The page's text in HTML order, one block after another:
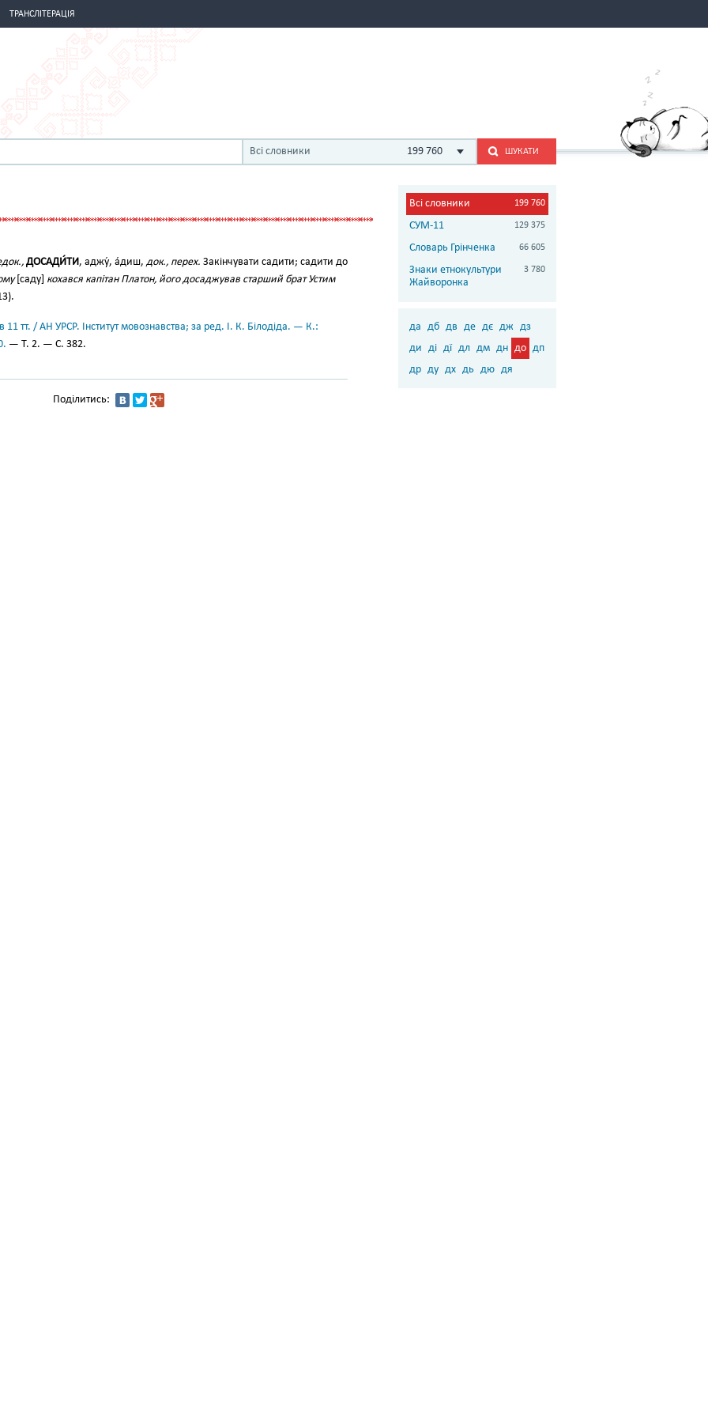
ТРАНСЛІТЕРАЦІЯ
Всі словники 199 760 ШУКАТИ
ДОСАДИ́ТИ, аджу́, а́диш, док., перех. Закінчувати садити; садити до
[саду] кохався капітан Платон, його досаджував старший брат Устим
11 тт. / АН УРСР. Інститут мовознавства; за ред. І. К. Білодіда. — К.:
— Т. 2. — С. 382.
Поділитись:
Всі словники 199 760
СУМ-11 129 375
Словарь Грінченка 66 605
Знаки етнокультури
Жайворонка
3 780
да дб дв де дє дж дз
ди ді дї дл дм дн до дп
др ду дх дь дю дя